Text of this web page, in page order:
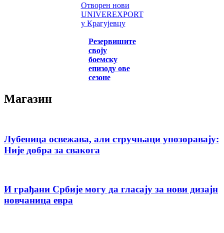
Отворен нови
UNIVEREXPORT
у Крагујевцу
Резервишите
своју
боемску
епизоду ове
сезоне
Магазин
Лубеница освежава, али стручњаци упозоравају:
Није добра за свакога
И грађани Србије могу да гласају за нови дизајн
новчаница евра